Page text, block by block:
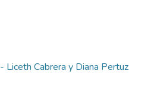
Liceth Cabrera y Diana Pertuz